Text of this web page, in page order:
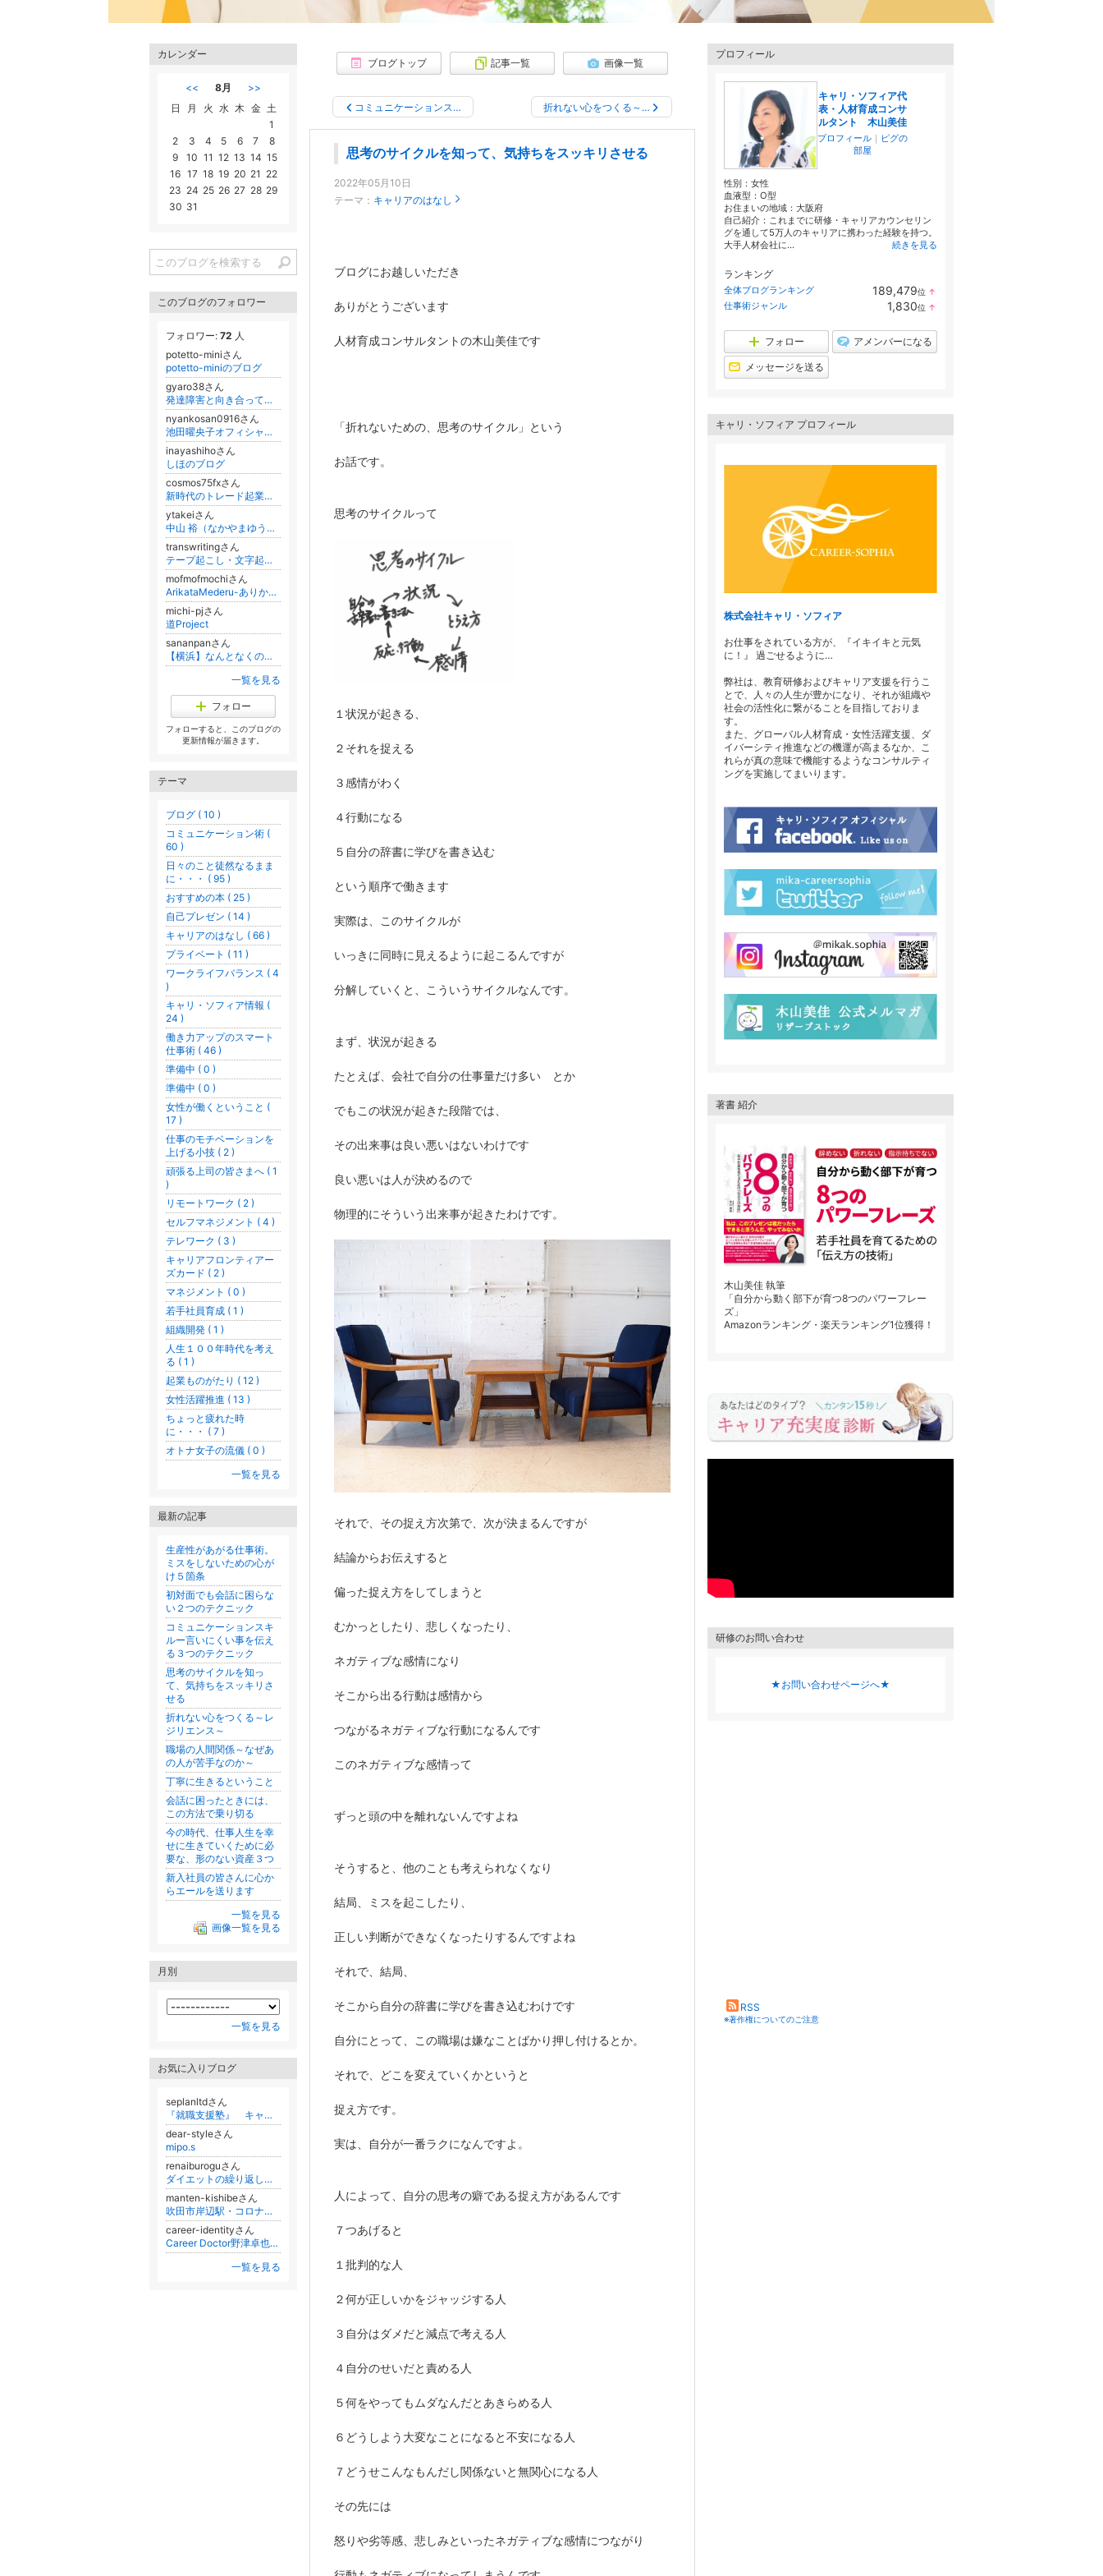
ブログトップ 記事一覧 画像一覧
コミュニケーションス… 折れない心をつくる～…
思考のサイクルを知って、気持ちをスッキリさせる
2022年05月10日
テーマ： キャリアのはなし
ブログにお越しいただき
ありがとうございます
人材育成コンサルタントの木山美佳です
「折れないための、思考のサイクル」という
お話です。
思考のサイクルって
１状況が起きる、
２それを捉える
３感情がわく
４行動になる
５自分の辞書に学びを書き込む
という順序で働きます
実際は、このサイクルが
いっきに同時に見えるように起こるんですが
分解していくと、こういうサイクルなんです。
まず、状況が起きる
たとえば、会社で自分の仕事量だけ多い とか
でもこの状況が起きた段階では、
その出来事は良い悪いはないわけです
良い悪いは人が決めるので
物理的にそういう出来事が起きたわけです。
それで、その捉え方次第で、次が決まるんですが
結論からお伝えすると
偏った捉え方をしてしまうと
むかっとしたり、悲しくなったり、
ネガティブな感情になり
そこから出る行動は感情から
つながるネガティブな行動になるんです
このネガティブな感情って
ずっと頭の中を離れないんですよね
そうすると、他のことも考えられなくなり
結局、ミスを起こしたり、
正しい判断ができなくなったりするんですよね
それで、結局、
そこから自分の辞書に学びを書き込むわけです
自分にとって、この職場は嫌なことばかり押し付けるとか。
それで、どこを変えていくかというと
捉え方です。
実は、自分が一番ラクになんですよ。
人によって、自分の思考の癖である捉え方があるんです
７つあげると
１批判的な人
２何が正しいかをジャッジする人
３自分はダメだと減点で考える人
４自分のせいだと責める人
５何をやってもムダなんだとあきらめる人
６どうしよう大変なことになると不安になる人
７どうせこんなもんだし関係ないと無関心になる人
その先には
怒りや劣等感、悲しみといったネガティブな感情につながり
プロフィール
キャリ・ソフィア代
表・人材育成コンサ
ルタント 木山美佳
プロフィール ｜ ピグの
部屋
性別： 女性
血液型： O型
お住まいの地域： 大阪府
自己紹介：これまでに研修・キャリアカウンセリン
グを通して5万人のキャリアに携わった経験を持つ。
大手人材会社に...
続きを見る
ランキング
全体ブログランキング 189,479位 ↑
ン
仕事術ジャンル 1,830位 ↑
フォロー アメンバーになる
メッセージを送る
キャリ・ソフィア プロフィール
株式会社キャリ・ソフィア
お仕事をされている方が、『イキイキと元気
に！』 過ごせるように…
弊社は、教育研修およびキャリア支援を行うこ
とで、人々の人生が豊かになり、それが組織や
社会の活性化に繋がることを目指しておりま
す。
また、グローバル人材育成・女性活躍支援、ダ
イバーシティ推進などの機運が高まるなか、こ
れらが真の意味で機能するようなコンサルティ
ングを実施してまいります。
著書 紹介
木山美佳 執筆
「自分から動く部下が育つ8つのパワーフレー
ズ」
Amazonランキング・楽天ランキング1位獲得！
研修のお問い合わせ
★お問い合わせページへ★
RSS
※著作権についてのご注意
カレンダー
<< 8月
>>
日
月 火 水 木 金 土
1
2
3 4 5 6 7
8
9
10 11 12 13 14 15
16 17 18 19 20 21 22
23 24 25 26 27 28 29
30 31
このブログのフォロワー
フォロワー: 72 人
potetto-miniさん
potetto-miniのブログ
gyaro38さん
発達障害と向き合ってきた私 ～自分を好きになるまでの軌跡～
nyankosan0916さん
池田曜央子オフィシャルブログ「骨格×錯視」選ばれる印象は設計できる Powered by Ameba
inayashihoさん
しほのブログ
cosmos75fxさん
新時代のトレード起業術《FX & CFDで賢く稼ぐ》
ytakeiさん
中山 裕（なかやまゆう）オフィシャルブログ Powered by Ameba
transwritingさん
テープ起こし・文字起こし・書き起こし・ライター・アラカン・登山・自然・犬・書籍・健康・笑顔
mofmofmochiさん
ArikataMederu-ありかた愛でる-
michi-pjさん
道Project
sananpanさん
【横浜】なんとなくの毎日を『メンタル』✖︎『聴く』で幸せな日々に♫
一覧を見る
フォロー
フォローすると、このブログの
更新情報が届きます。
テーマ
ブログ ( 10 )
コミュニケーション術 (
60 )
日々のこと徒然なるまま
に・・・ ( 95 )
おすすめの本 ( 25 )
自己プレゼン ( 14 )
キャリアのはなし ( 66 )
プライベート ( 11 )
ワークライフバランス ( 4
)
キャリ・ソフィア情報 (
24 )
働き力アップのスマート
仕事術 ( 46 )
準備中 ( 0 )
準備中 ( 0 )
女性が働くということ (
17 )
仕事のモチベーションを
上げる小技 ( 2 )
頑張る上司の皆さまへ ( 1
)
リモートワーク ( 2 )
セルフマネジメント ( 4 )
テレワーク ( 3 )
キャリアフロンティアー
ズカード ( 2 )
マネジメント ( 0 )
若手社員育成 ( 1 )
組織開発 ( 1 )
人生１００年時代を考え
る ( 1 )
起業ものがたり ( 12 )
女性活躍推進 ( 13 )
ちょっと疲れた時
に・・・ ( 7 )
オトナ女子の流儀 ( 0 )
一覧を見る
最新の記事
生産性があがる仕事術。
ミスをしないための心が
け５箇条
初対面でも会話に困らな
い２つのテクニック
コミュニケーションスキ
ルー言いにくい事を伝え
る３つのテクニック
思考のサイクルを知っ
て、気持ちをスッキリさ
せる
折れない心をつくる～レ
ジリエンス～
職場の人間関係～なぜあ
の人が苦手なのか～
丁寧に生きるということ
会話に困ったときには、
この方法で乗り切る
今の時代、仕事人生を幸
せに生きていくために必
要な、形のない資産３つ
新入社員の皆さんに心か
らエールを送ります
一覧を見る
画像一覧を見る
月別
一覧を見る
お気に入りブログ
seplanltdさん
『就職支援塾』 キャリア・コンサルティング技能士のブログ
dear-styleさん
mipo.s
renaiburoguさん
ダイエットの繰り返しで疲れてしまったあなたへ。頑張らなくても理想の体型は手に入る。
manten-kishibeさん
吹田市岸辺駅・コロナ禍でも安心してご利用頂ける店作りをしています
career-identityさん
Career Doctor野津卓也の「賢者のキャリア」
一覧を見る